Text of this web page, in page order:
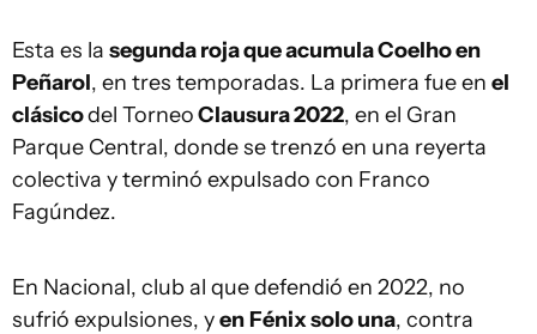
Esta es la segunda roja que acumula Coelho en
Peñarol, en tres temporadas. La primera fue en el
clásicodel TorneoClausura 2022, en el Gran
Parque Central, donde se trenzó en una reyerta
colectiva y terminó expulsado con Franco
Fagúndez.
En Nacional, club al que defendió en 2022, no
sufrió expulsiones, yen Fénix solo una, contra